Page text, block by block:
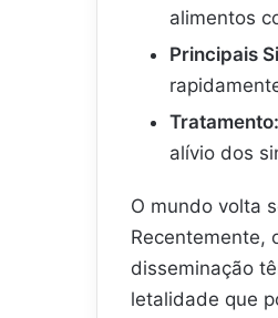
alimentos
Principais
Tratamento:
alívio dos
O mundo volta
Recentemente,
disseminação
letalidade que